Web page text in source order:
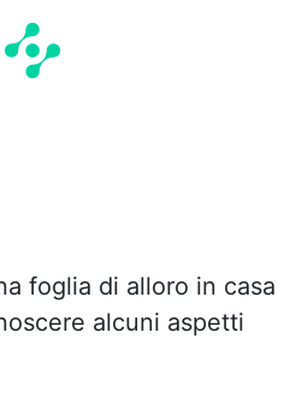
foglia di alloro in casa
alcuni aspetti